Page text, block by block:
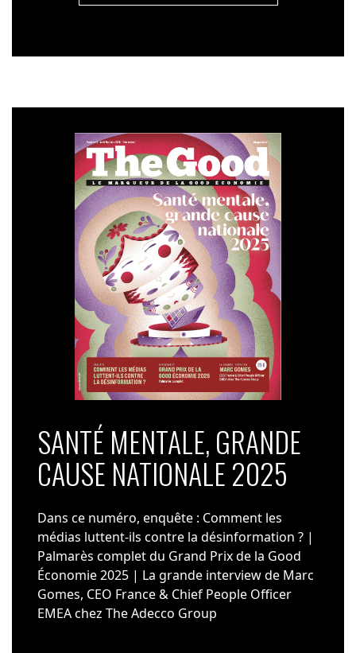
SANTÉ MENTALE, GRANDE
CAUSE NATIONALE 2025
Dans ce numéro, enquête : Comment les
médias luttent-ils contre la désinformation ? |
Palmarès complet du Grand Prix de la Good
Économie 2025 | La grande interview de Marc
Gomes, CEO France & Chief People Officer
EMEA chez The Adecco Group